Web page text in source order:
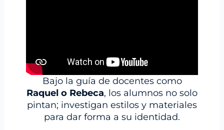
Bajo la guía de docentes como
Raquel o Rebeca, los alumnos no solo
pintan; investigan estilos y materiales
para dar forma a su identidad.